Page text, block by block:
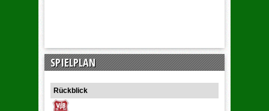
SPIELPLAN
Rückblick